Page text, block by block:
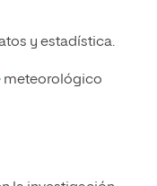
y estadística.
meteorológico